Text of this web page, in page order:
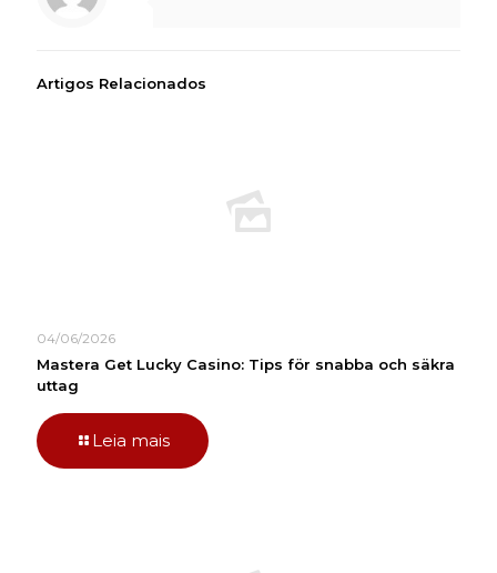
Artigos Relacionados
04/06/2026
Mastera Get Lucky Casino: Tips för snabba och säkra
uttag
Leia mais